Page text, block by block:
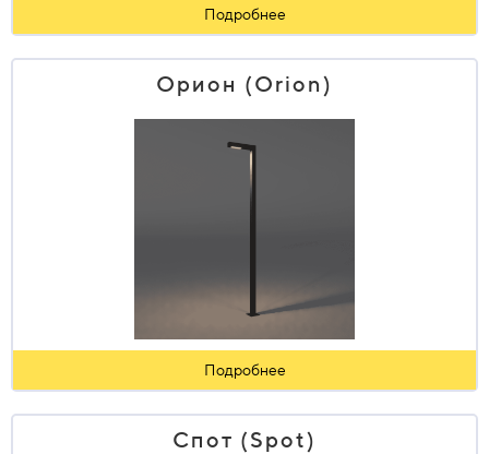
Подробнее
Орион (Orion)
Подробнее
Спот (Spot)